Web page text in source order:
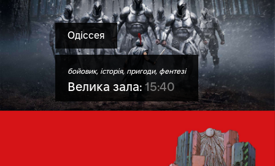
Одіссея
бойовик, історія, пригоди, фентезі
Велика зала: 15:40